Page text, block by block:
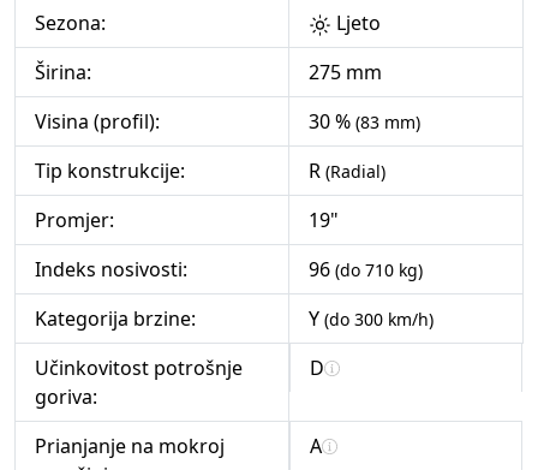
Sezona:
Ljeto
Širina:
275 mm
Visina (profil):
30 % (83 mm)
Tip konstrukcije: R (Radial)
Promjer:
19"
Indeks nosivosti:
96 (do 710 kg)
Kategorija brzine: Y (do 300 km/h)
Učinkovitost potrošnje
goriva:
D
Prianjanje na mokroj
A